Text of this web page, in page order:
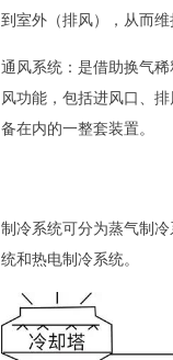
到室外（排风），从而
通风系统：是借助换气
风功能，包括进风口、
备在内的一整套装置。
制冷系统可分为蒸气制
统和热电制冷系统。